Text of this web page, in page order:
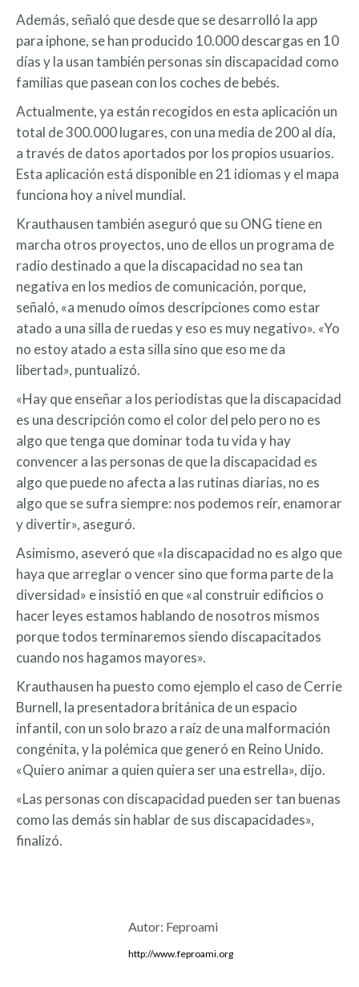
Además, señaló que desde que se desarrolló la app
para iphone, se han producido 10.000 descargas en 10
días y la usan también personas sin discapacidad como
familias que pasean con los coches de bebés.
Actualmente, ya están recogidos en esta aplicación un
total de 300.000 lugares, con una media de 200 al día,
a través de datos aportados por los propios usuarios.
Esta aplicación está disponible en 21 idiomas y el mapa
funciona hoy a nivel mundial.
Krauthausen también aseguró que su ONG tiene en
marcha otros proyectos, uno de ellos un programa de
radio destinado a que la discapacidad no sea tan
negativa en los medios de comunicación, porque,
señaló, «a menudo oímos descripciones como estar
atado a una silla de ruedas y eso es muy negativo». «Yo
no estoy atado a esta silla sino que eso me da
libertad», puntualizó.
«Hay que enseñar a los periodistas que la discapacidad
es una descripción como el color del pelo pero no es
algo que tenga que dominar toda tu vida y hay
convencer a las personas de que la discapacidad es
algo que puede no afecta a las rutinas diarias, no es
algo que se sufra siempre: nos podemos reír, enamorar
y divertir», aseguró.
Asimismo, aseveró que «la discapacidad no es algo que
haya que arreglar o vencer sino que forma parte de la
diversidad» e insistió en que «al construir edificios o
hacer leyes estamos hablando de nosotros mismos
porque todos terminaremos siendo discapacitados
cuando nos hagamos mayores».
Krauthausen ha puesto como ejemplo el caso de Cerrie
Burnell, la presentadora británica de un espacio
infantil, con un solo brazo a raíz de una malformación
congénita, y la polémica que generó en Reino Unido.
«Quiero animar a quien quiera ser una estrella», dijo.
«Las personas con discapacidad pueden ser tan buenas
como las demás sin hablar de sus discapacidades»,
finalizó.
Autor: Feproami
http://www.feproami.org